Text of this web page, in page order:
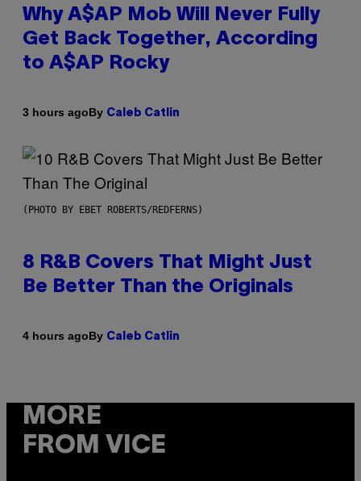
Why A$AP Mob Will Never Fully
Get Back Together, According
to A$AP Rocky
3 hours agoBy Caleb Catlin
(PHOTO BY EBET ROBERTS/REDFERNS)
8 R&B Covers That Might Just
Be Better Than the Originals
4 hours agoBy Caleb Catlin
MORE
FROM VICE